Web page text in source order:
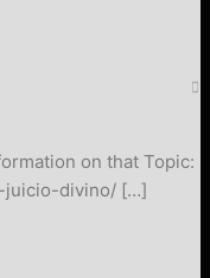
on that Topic:
juicio-divino/ […]